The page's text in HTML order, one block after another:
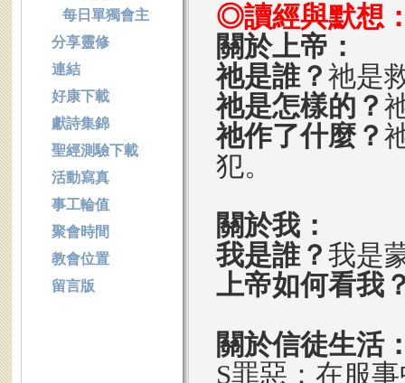
◎讀經與默想
關於上帝：
祂是誰？ 祂是
祂是怎樣的？
祂作了什麼？
犯。
關於我：
我是誰？ 我是
上帝如何看我
關於信徒生活
S罪惡：在服
每日單獨會主
分享靈修
連結
好康下載
獻詩集錦
聖經測驗下載
活動寫真
事工輪值
聚會時間
教會位置
留言版